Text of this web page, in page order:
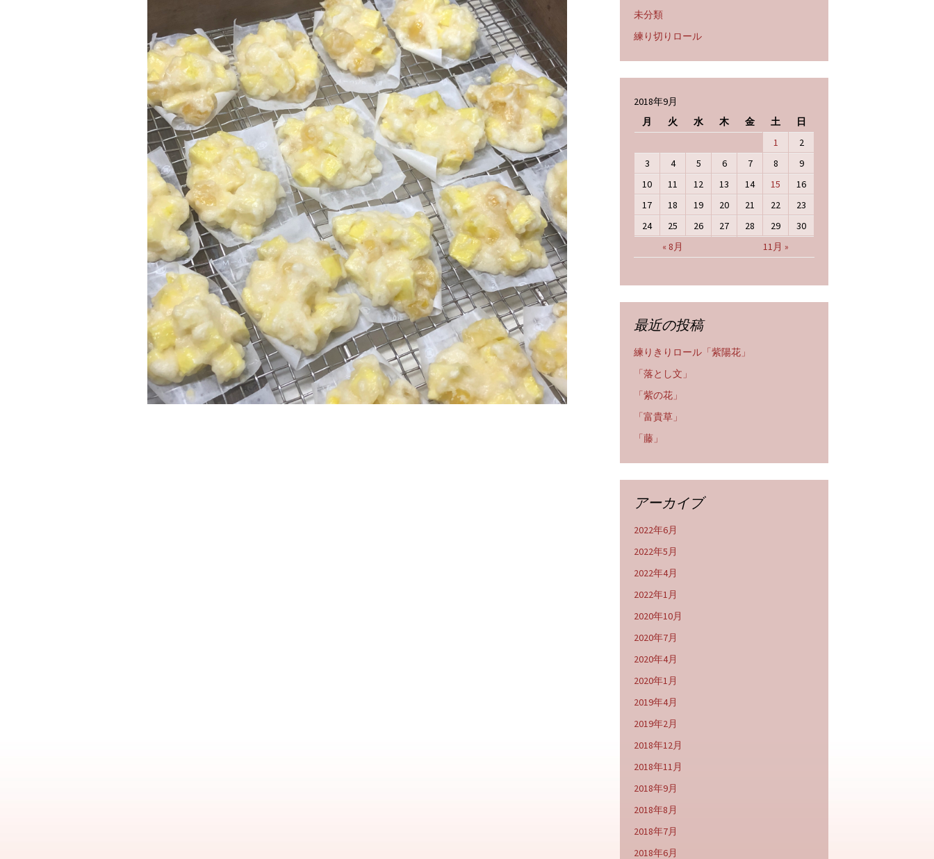
未分類
練り切りロール
2018年9月
月
火 水 木 金 土 日
« 8月 11月 »
1
2
3
4 5 6 7 8
9
10
11 12 13 14 15
16
17
18 19 20 21 22
23
24
25 26 27 28 29 30
最近の投稿
練りきりロール「紫陽花」
「落とし文」
「紫の花」
「富貴草」
「藤」
アーカイブ
2022年6月
2022年5月
2022年4月
2022年1月
2020年10月
2020年7月
2020年4月
2020年1月
2019年4月
2019年2月
2018年12月
2018年11月
2018年9月
2018年8月
2018年7月
2018年6月